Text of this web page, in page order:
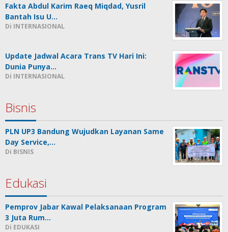
Fakta Abdul Karim Raeq Miqdad, Yusril
Bantah Isu U…
Di INTERNASIONAL
Update Jadwal Acara Trans TV Hari Ini:
Dunia Punya…
Di INTERNASIONAL
Bisnis
PLN UP3 Bandung Wujudkan Layanan Same
Day Service,…
Di BISNIS
Edukasi
Pemprov Jabar Kawal Pelaksanaan Program
3 Juta Rum…
Di EDUKASI